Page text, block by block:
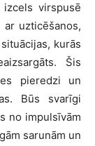
virspusē
uzticēšanos,
kurās
Šis
pieredzi un
Būs svarīgi
no impulsīvām
sarunām un